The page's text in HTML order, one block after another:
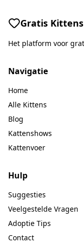
Gratis Kittens
Het platform voor
Navigatie
Home
Alle Kittens
Blog
Kattenshows
Kattenvoer
Hulp
Suggesties
Veelgestelde Vragen
Adoptie Tips
Contact